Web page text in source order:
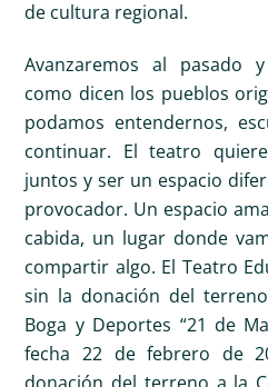
de cultura regional.
Avanzaremos al pasado
como dicen los pueblos
podamos entendernos,
continuar. El teatro
juntos y ser un espacio
provocador. Un espacio
cabida, un lugar donde
compartir algo. El Teatro
sin la donación del
Boga y Deportes “21 de
fecha 22 de febrero de